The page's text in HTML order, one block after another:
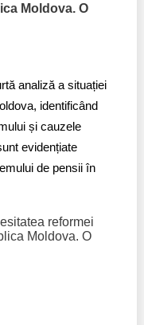
Moldova. O
analiză a situației
identificând
și cauzele
evidențiate
de pensii în
reformei
Moldova. O